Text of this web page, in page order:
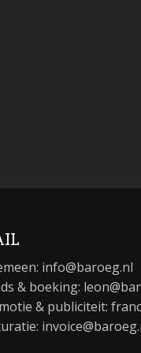
info@baroeg.nl
& boeking:
& publiciteit: